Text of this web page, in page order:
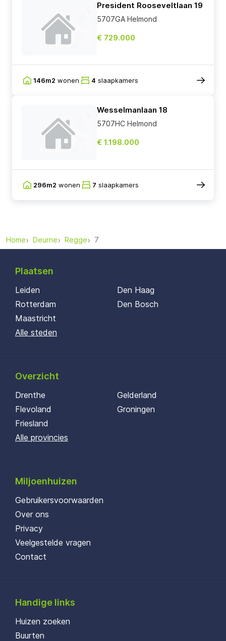
President Rooseveltlaan 19
5707GA Helmond
€ 729.000
146m2 wonen 4 slaapkamers
Wesselmanlaan 18
5707HC Helmond
€ 1.198.000
296m2 wonen 7 slaapkamers
Home Deurne Regge 7
Plaatsen
Leiden
Rotterdam
Maastricht
Den Haag
Den Bosch
Alle steden
Overzicht
Drenthe
Flevoland
Friesland
Gelderland
Groningen
Alle provincies
Miljoenhuizen
Gebruikersvoorwaarden
Over ons
Privacy
Veelgestelde vragen
Contact
Handige links
Huizen zoeken
Buurten